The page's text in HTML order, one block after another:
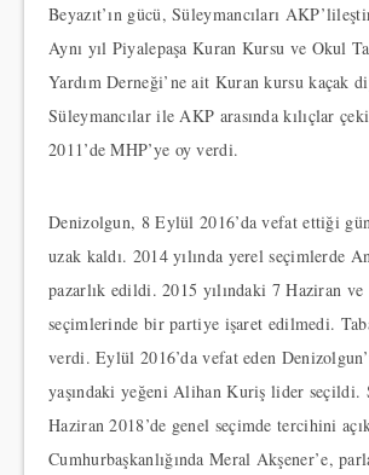
Beyazıt’ın gücü, Süleymancıları
Aynı yıl Piyalepaşa Kuran Kursu ve Okul
Yardım Derneği’ne ait Kuran kursu kaçak
Süleymancılar ile AKP arasında kılıçlar
2011’de MHP’ye oy verdi.
Denizolgun, 8 Eylül 2016’da vefat ettiği
uzak kaldı. 2014 yılında yerel seçimlerde
pazarlık edildi. 2015 yılındaki 7 Haziran ve
seçimlerinde bir partiye işaret edilmedi.
verdi. Eylül 2016’da vefat eden
yaşındaki yeğeni Alihan Kuriş lider seçildi.
Haziran 2018’de genel seçimde tercihini
Cumhurbaşkanlığında Meral Akşener’e,